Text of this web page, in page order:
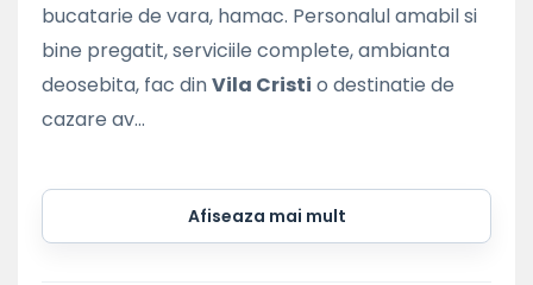
bucatarie de vara, hamac. Personalul amabil si
bine pregatit, serviciile complete, ambianta
deosebita, fac dinVila Cristi o destinatie de
cazare av...
Afiseaza mai mult